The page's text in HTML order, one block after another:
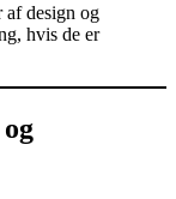
af design og
hvis de er